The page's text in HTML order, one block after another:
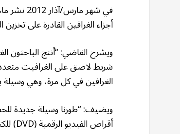
في شهر
أجزاء الغرافين القادرة على
ويشرح القاضي: “أنتج الباحثون
شريط لاصق على الغرافيت
الغرافين في كل مرة، وهي
ويضيف: “طورنا وسيلة جديدة
أقراص الفيديو الرقمية (DVD) للكتابة على الغرافيت ومن ثَم استخلاص طبقة الغرافين الرفيعة”.